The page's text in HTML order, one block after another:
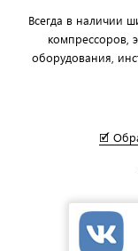
Всегда в наличии
компрессоров,
оборудования,
🗹